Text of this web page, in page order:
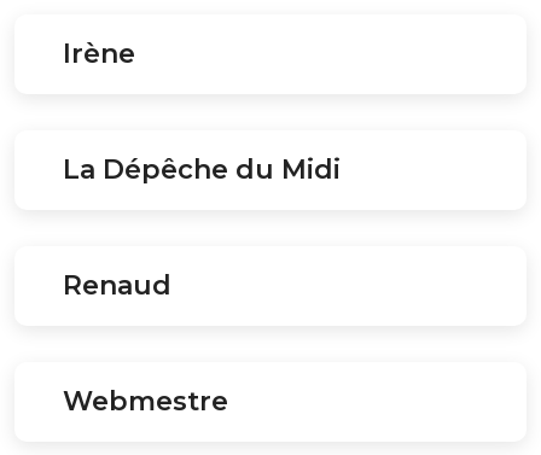
Irène
La Dépêche du Midi
Renaud
Webmestre